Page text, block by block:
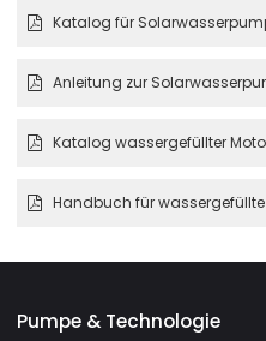
Katalog für
Anleitung zur
Katalog wassergefüllter
Handbuch für
Pumpe & Technologie